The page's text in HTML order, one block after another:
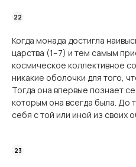
Когда монада достигла
царства (1–7) и тем самым
космическое коллективное
никакие оболочки для того,
Тогда она впервые познает
которым она всегда была. До
себя с той или иной из своих